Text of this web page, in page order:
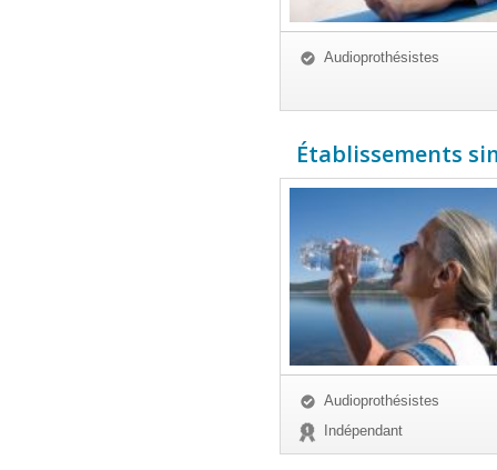
Audioprothésistes
Établissements
Audioprothésistes
Indépendant